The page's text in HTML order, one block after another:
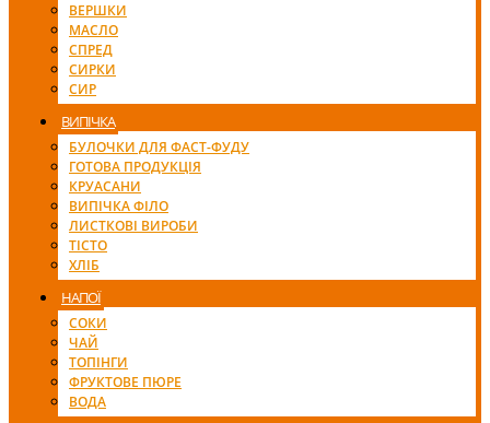
ВЕРШКИ
МАСЛО
СПРЕД
СИРКИ
СИР
ВИПІЧКА
БУЛОЧКИ ДЛЯ ФАСТ-ФУДУ
ГОТОВА ПРОДУКЦІЯ
КРУАСАНИ
ВИПІЧКА ФІЛО
ЛИСТКОВІ ВИРОБИ
ТІСТО
ХЛІБ
НАПОЇ
СОКИ
ЧАЙ
ТОПІНГИ
ФРУКТОВЕ ПЮРЕ
ВОДА